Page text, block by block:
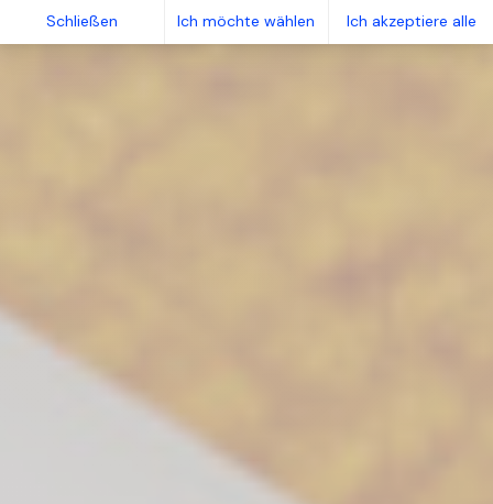
Schließen Ich möchte wählen Ich akzeptiere alle